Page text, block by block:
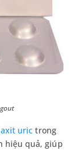
axit uric trong
hiệu quả, giúp